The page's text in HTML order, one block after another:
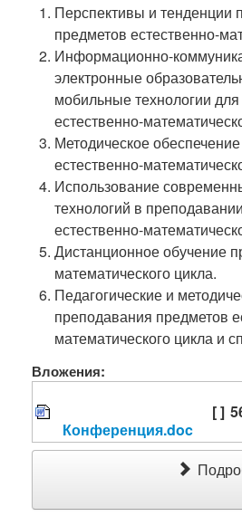
Перспективы и тенденции
предметов естественно-
Информационно-
электронные
мобильные технологии
естественно-
Методическое
естественно-
Использование
технологий в
естественно-
Дистанционное обучение
математического цикла.
Педагогические и
преподавания предметов
математического цикла и
Вложения:
Конференция.doc
[ ]